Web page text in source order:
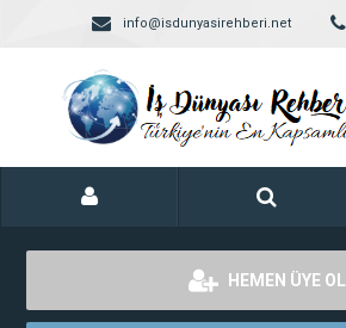
info@isdunyasirehberi.net
HEMEN ÜYE OL